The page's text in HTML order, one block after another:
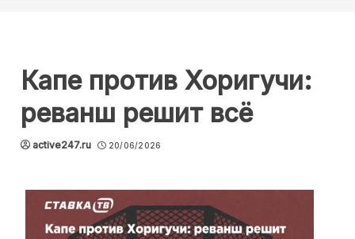
Капе против Хоригучи:
реванш решит всё
active247.ru 20/06/2026